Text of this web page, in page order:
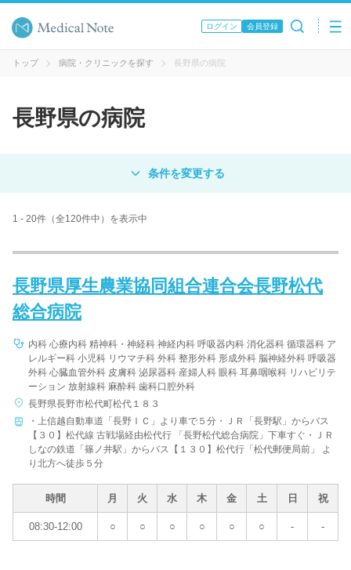
ログイン 会員登録
トップ 病院・クリニックを探す 長野県の病院
長野県の病院
病院 クリニック
病名 / 診療科目
病院名
1 - 20件（全120件中）を表示中
長野県厚生農業協同組合連合会長野松代
総合病院
内科 心療内科 精神科・神経科 神経内科 呼吸器内科 消化器科 循環器科 ア
レルギー科 小児科 リウマチ科 外科 整形外科 形成外科 脳神経外科 呼吸器
外科 心臓血管外科 皮膚科 泌尿器科 産婦人科 眼科 耳鼻咽喉科 リハビリテ
ーション 放射線科 麻酔科 歯科口腔外科
長野県長野市松代町松代１８３
・上信越自動車道「長野ＩＣ」より車で５分・ＪＲ「長野駅」からバス
【３０】松代線 古戦場経由松代行 「長野松代総合病院」下車すぐ・ＪＲ
しなの鉄道「篠ノ井駅」からバス【１３０】松代行「松代郵便局前」 よ
り北方へ徒歩５分
時間 月 火 水 木 金 土 日 祝
08:30-12:00 ○ ○ ○ ○ ○ ○ - -